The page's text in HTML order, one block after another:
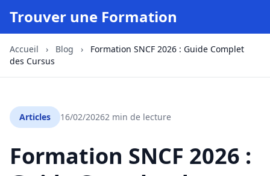
Trouver une Formation
Accueil › Blog ›
Formation SNCF 2026 : Guide Complet
des Cursus
Articles 16/02/20262 min de lecture
Formation SNCF 2026 :